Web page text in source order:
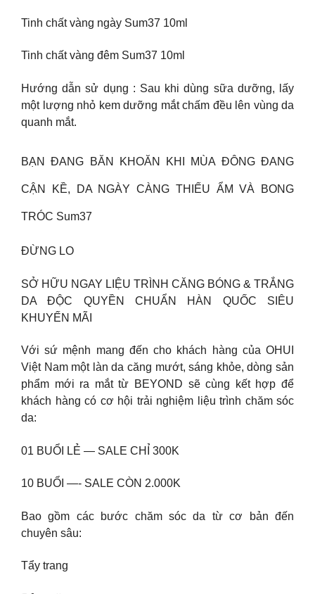
Tinh chất vàng ngày Sum37 10ml
Tinh chất vàng đêm Sum37 10ml
Hướng dẫn sử dụng : Sau khi dùng sữa dưỡng, lấy
một lượng nhỏ kem dưỡng mắt chấm đều lên vùng da
quanh mắt.
BẠN ĐANG BĂN KHOĂN KHI MÙA ĐÔNG ĐANG
CẬN KỀ, DA NGÀY CÀNG THIẾU ẨM VÀ BONG
TRÓC Sum37
ĐỪNG LO
SỞ HỮU NGAY LIỆU TRÌNH CĂNG BÓNG & TRẮNG
DA ĐỘC QUYỀN CHUẨN HÀN QUỐC SIÊU
KHUYẾN MÃI
Với sứ mệnh mang đến cho khách hàng của OHUI
Việt Nam một làn da căng mướt, sáng khỏe, dòng sản
phẩm mới ra mắt từ BEYOND sẽ cùng kết hợp để
khách hàng có cơ hội trải nghiệm liệu trình chăm sóc
da:
01 BUỔI LẺ — SALE CHỈ 300K
10 BUỔI —- SALE CÒN 2.000K
Bao gồm các bước chăm sóc da từ cơ bản đến
chuyên sâu:
Tẩy trang